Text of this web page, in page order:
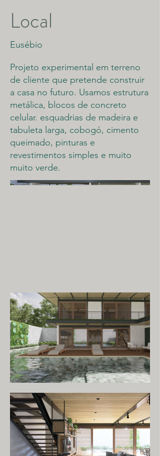
Local
Eusébio
Projeto experimental em terreno
de cliente que pretende construir
a casa no futuro. Usamos estrutura
metálica, blocos de concreto
celular. esquadrias de madeira e
tabuleta larga, cobogó, cimento
queimado, pinturas e
revestimentos simples e muito
muito verde.